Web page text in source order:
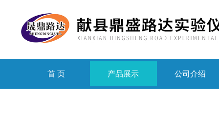
首 页 产品展示 公司介绍